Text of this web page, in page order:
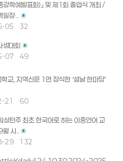
강학예발표회)」 및 제1회 졸업식 개최 /
장·..
05 32
생대회
07 49
교, 지역신문 1면 장식한 ‘설날 한마당’
21 60
주 최초 한국어로 하는 이중언어 교
월 시..
29 132